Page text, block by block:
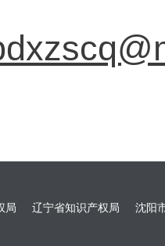
局 辽宁省知识产权局 沈阳